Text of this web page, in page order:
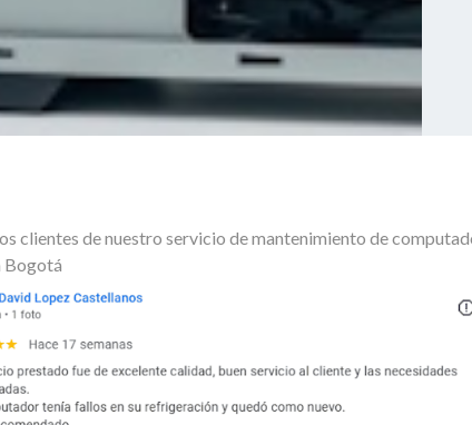
clientes de nuestro servicio de mantenimiento de
Bogotá